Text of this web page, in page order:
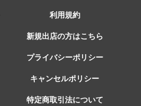
利用規約
新規出店の方はこちら
プライバシーポリシー
キャンセルポリシー
特定商取引法について